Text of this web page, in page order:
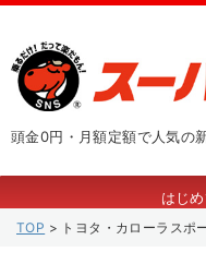
頭金0円・月額定額で人気の
はじ
TOP > トヨタ・カローラスポ